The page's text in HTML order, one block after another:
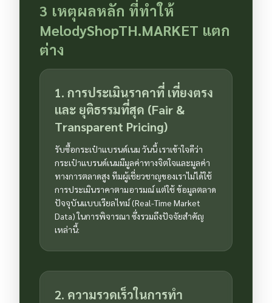
3 เหตุผลหลัก ที่ทำให้
MelodyShopTH.MARKET แตก
ต่าง
1. การประเมินราคาที่ เที่ยงตรง
และ ยุติธรรมที่สุด (Fair &
Transparent Pricing)
รับซื้อกระเป๋าแบรนด์เนม วันนี้ เราเข้าใจดีว่า
กระเป๋าแบรนด์เนมมีมูลค่าทางจิตใจและมูลค่า
ทางการตลาดสูง ทีมผู้เชี่ยวชาญของเราไม่ได้ใช้
การประเมินราคาตามอารมณ์ แต่ใช้ ข้อมูลตลาด
ปัจจุบันแบบเรียลไทม์ (Real-Time Market
Data) ในการพิจารณา ซึ่งรวมถึงปัจจัยสำคัญ
เหล่านี้:
2. ความรวดเร็วในการทำ